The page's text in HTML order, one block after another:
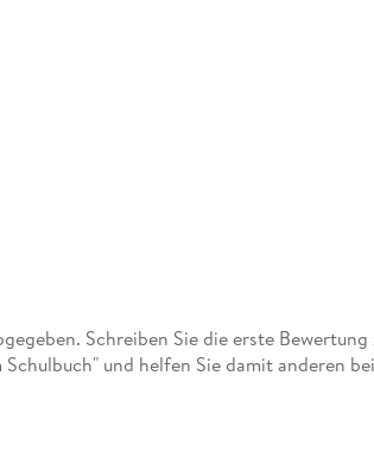
Schreiben Sie die erste
und helfen Sie damit anderen